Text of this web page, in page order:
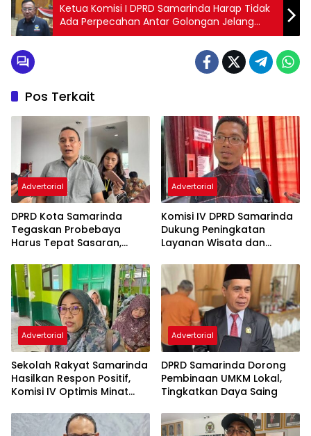
Ketua Komisi I DPRD Samarinda Harap Tidak
Ada Perpecahan Antar Golongan Jelang
Pemilu
Pos Terkait
Advertorial
DPRD Kota Samarinda
Tegaskan Probebaya
Harus Tepat Sasaran,
Semata
Advertorial
Komisi IV DPRD Samarinda
Dukung Peningkatan
Layanan Wisata dan
Advertorial
Sekolah Rakyat Samarinda
Hasilkan Respon Positif,
Komisi IV Optimis Minat
Advertorial
DPRD Samarinda Dorong
Pembinaan UMKM Lokal,
Tingkatkan Daya Saing